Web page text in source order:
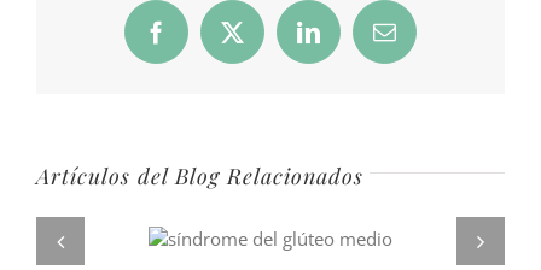
Facebook
X LinkedInCorreo
electrónico
Artículos del Blog Relacionados